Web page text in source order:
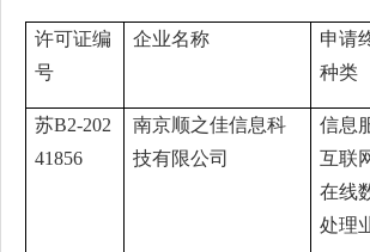
许可证编
号
企业名称
申请
种类
苏B2-202
41856
南京顺之佳信息科
技有限公司
信息
互联
在线
处理